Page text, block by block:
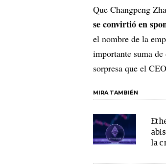
Que Changpeng
se convirtió en
el nombre de la
importante suma
sorpresa que el
MIRA TAMBIÉN
la